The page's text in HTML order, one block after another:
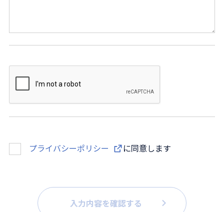
プライバシーポリシー に同意します
入力内容を確認する